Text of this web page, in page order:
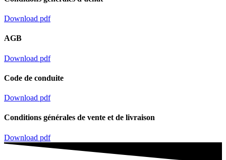
Download pdf
AGB
Download pdf
Code de conduite
Download pdf
Conditions générales de vente et de livraison
Download pdf